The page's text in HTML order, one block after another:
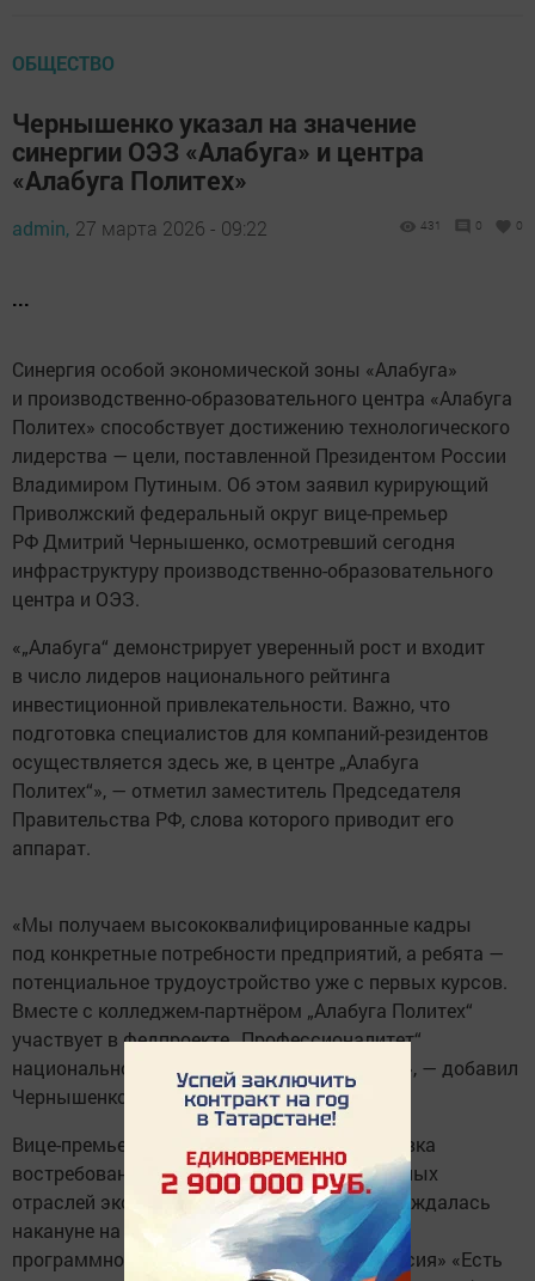
ОБЩЕСТВО
Чернышенко указал на значение
синергии ОЭЗ «Алабуга» и центра
«Алабуга Политех»
admin, 27 марта 2026 - 09:22 431 0 0
...
Синергия особой экономической зоны «Алабуга»
и производственно-образовательного центра «Алабуга
Политех» способствует достижению технологического
лидерства — цели, поставленной Президентом России
Владимиром Путиным. Об этом заявил курирующий
Приволжский федеральный округ вице-премьер
РФ Дмитрий Чернышенко, осмотревший сегодня
инфраструктуру производственно-образовательного
центра и ОЭЗ.
«„Алабуга“ демонстрирует уверенный рост и входит
в число лидеров национального рейтинга
инвестиционной привлекательности. Важно, что
подготовка специалистов для компаний-резидентов
осуществляется здесь же, в центре „Алабуга
Политех“», — отметил заместитель Председателя
Правительства РФ, слова которого приводит его
аппарат.
«Мы получаем высококвалифицированные кадры
под конкретные потребности предприятий, а ребята —
потенциальное трудоустройство уже с первых курсов.
Вместе с колледжем-партнёром „Алабуга Политех“
участвует в федпроекте „Профессионалитет“
национального проекта „Молодёжь и дети“», — добавил
Чернышенко.
Вице-премьер также упомянул, что подготовка
востребованных специалистов для различных
отраслей экономики Приволжья также обсуждалась
накануне на пленарном заседании отчётно-
программного форума партии «Единая Россия» «Есть